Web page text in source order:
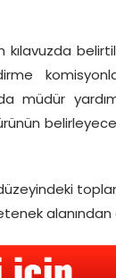
kılavuzda
müdür